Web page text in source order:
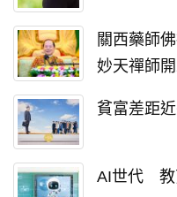
關西藥師
妙天禪師
貧富差距
AI世代 教